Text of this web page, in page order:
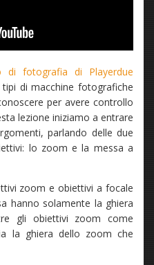
di fotografia di Playerdue
di macchine fotografiche
per avere controllo
lezione iniziamo a entrare
parlando delle due
lo zoom e la messa a
zoom e obiettivi a focale
hanno solamente la ghiera
gli obiettivi zoom come
la ghiera dello zoom che